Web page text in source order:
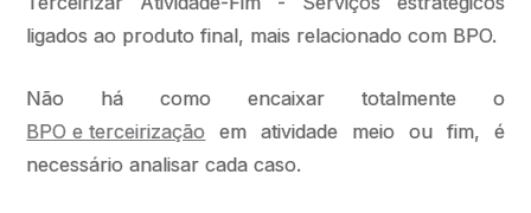
ligados ao produto final, mais relacionado com BPO.
Não há como encaixar totalmente o
BPO e terceirização em atividade meio ou fim, é
necessário analisar cada caso.